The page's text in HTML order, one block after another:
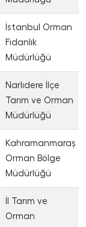
İstanbul Orman
Fidanlık
Müdürlüğü
Narlıdere İlçe
Tarım ve Orman
Müdürlüğü
Kahramanmaraş
Orman Bölge
Müdürlüğü
İl Tarım ve
Orman